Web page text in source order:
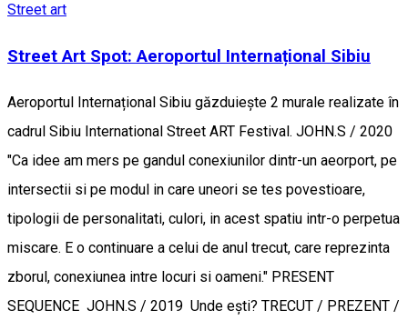
Street art
Street Art Spot: Aeroportul Internațional Sibiu
Aeroportul Internațional Sibiu găzduiește 2 murale realizate în
cadrul Sibiu International Street ART Festival. JOHN.S / 2020
"Ca idee am mers pe gandul conexiunilor dintr-un aeorport, pe
intersectii si pe modul in care uneori se tes povestioare,
tipologii de personalitati, culori, in acest spatiu intr-o perpetua
miscare. E o continuare a celui de anul trecut, care reprezinta
zborul, conexiunea intre locuri si oameni." PRESENT
SEQUENCE JOHN.S / 2019 Unde ești? TRECUT / PREZENT /